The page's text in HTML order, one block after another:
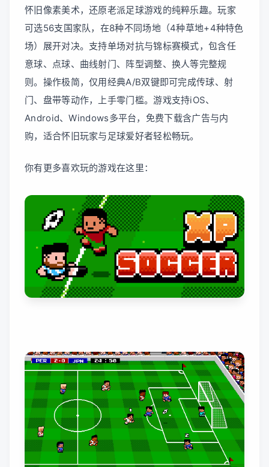
怀旧像素美术，还原老派足球游戏的纯粹乐趣。玩家
可选56支国家队，在8种不同场地（4种草地+4种特色
场）展开对决。支持单场对抗与锦标赛模式，包含任
意球、点球、曲线射门、阵型调整、换人等完整规
则。操作极简，仅用经典A/B双键即可完成传球、射
门、盘带等动作，上手零门槛。游戏支持iOS、
Android、Windows多平台，免费下载含广告与内
购，适合怀旧玩家与足球爱好者轻松畅玩。
你有更多喜欢玩的游戏在这里：